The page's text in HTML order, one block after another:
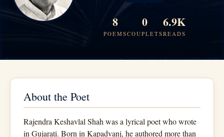
8
POEMS
0
COUPLETS
6.9K
READS
About the Poet
Rajendra Keshavlal Shah was a lyrical poet who wrote
in Gujarati. Born in Kapadvanj, he authored more than